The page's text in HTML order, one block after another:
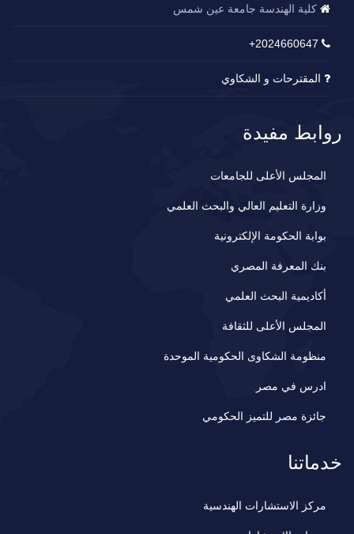
كلية الهندسة جامعة عين شمس
2024660647+
المقترحات و الشكاوي
روابط مفيدة
المجلس الأعلى للجامعات
وزارة التعليم العالي والبحث العلمي
بوابة الحكومة الإلكترونية
بنك المعرفة المصري
أكاديمية البحث العلمي
المجلس الأعلى للثقافة
منظومة الشكاوى الحكومية الموحدة
ادرس في مصر
جائزة مصر للتميز الحكومي
خدماتنا
مركز الاستشارات الهندسية